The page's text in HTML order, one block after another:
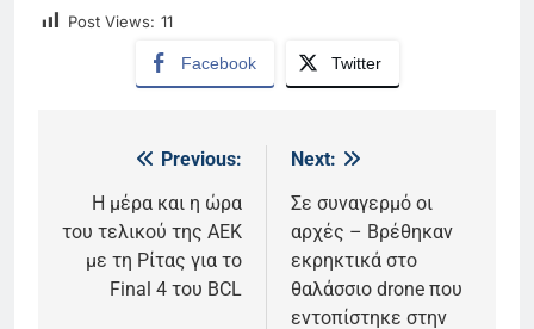
Post Views: 11
Facebook Twitter
Πλοήγηση
άρθρων
Previous:
Η μέρα και η ώρα
του τελικού της ΑΕΚ
με τη Ρίτας για το
Final 4 του ΒCL
Next:
Σε συναγερμό οι
αρχές – Βρέθηκαν
εκρηκτικά στο
θαλάσσιο drone που
εντοπίστηκε στην